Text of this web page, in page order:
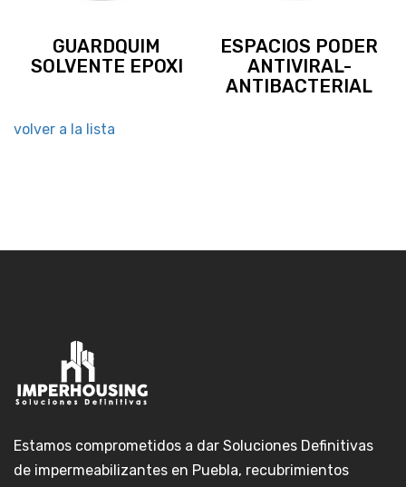
GUARDQUIM
SOLVENTE EPOXI
ESPACIOS PODER
ANTIVIRAL-
ANTIBACTERIAL
volver a la lista
Estamos comprometidos a dar Soluciones Definitivas
de impermeabilizantes en Puebla, recubrimientos